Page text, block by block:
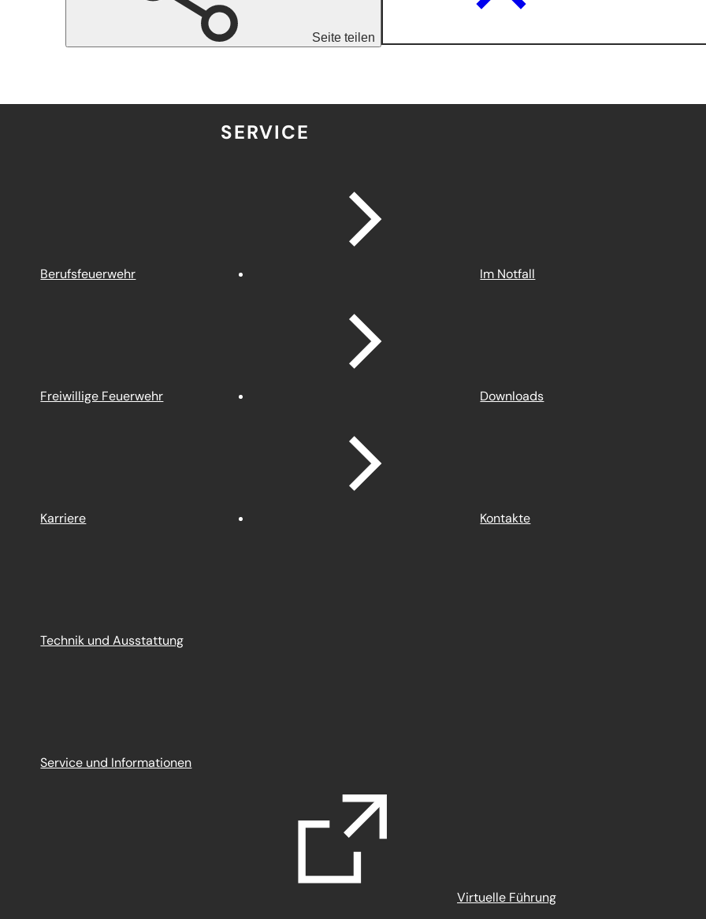
Seite teilen
Berufsfeuerwehr
Freiwillige Feuerwehr
Karriere
Technik und Ausstattung
Service und Informationen
SERVICE
Im Notfall
Downloads
Kontakte
Virtuelle Führung